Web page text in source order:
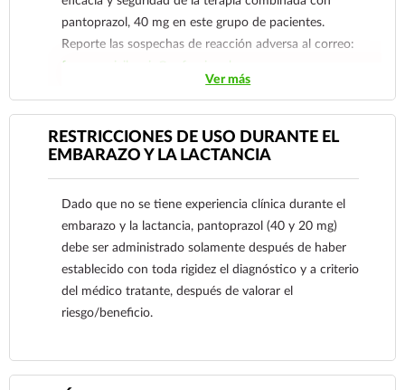
pantoprazol, 40 mg en este grupo de pacientes.
Reporte las sospechas de reacción adversa al correo:
farmacovigilancia@cofepris.gob.mx
Ver más
RESTRICCIONES DE USO DURANTE EL
EMBARAZO Y LA LACTANCIA
Dado que no se tiene experiencia clínica durante el
embarazo y la lactancia, pantoprazol (40 y 20 mg)
debe ser administrado solamente después de haber
establecido con toda rigidez el diagnóstico y a criterio
del médico tratante, después de valorar el
riesgo/beneficio.